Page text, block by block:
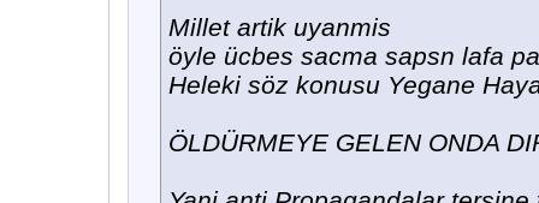
Millet artik uyanmis
öyle ücbes sacma sapsn lafa
Heleki söz konusu Yegane
ÖLDÜRMEYE GELEN ONDA